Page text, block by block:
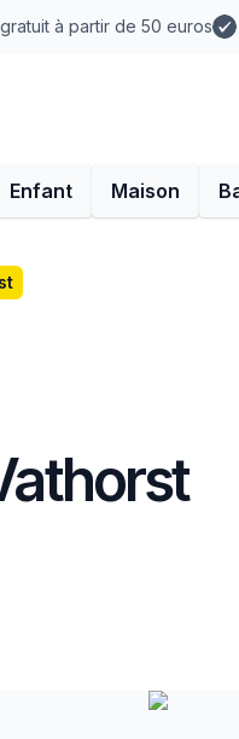
à partir de 50 euros
Enfant Maison